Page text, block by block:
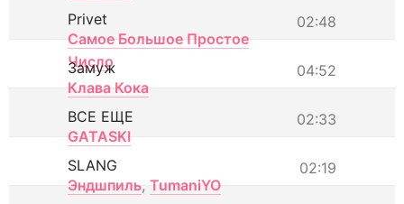
02:48
Privet
Самое Большое Простое
Число
04:52
Замуж
Клава Кока
02:33
ВСЕ ЕЩЕ
GATASKI
02:19
SLANG
Эндшпиль, TumaniYO